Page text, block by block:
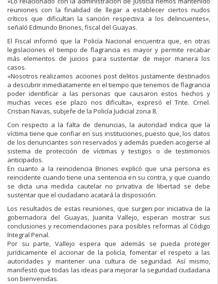
reuniones con la finalidad de llegar a establecer ciertos nudos
críticos que dificultan la sanción respectiva a los delincuentes»,
señaló Edmundo Briones, fiscal del Guayas.
El Fiscal informó que la Policía Nacional encuentra que, en otras
legislaciones el tiempo de flagrancia es mayor y permite recabar
más elementos de juicios para sustentar de mejor manera los
casos.
«Nosotros realizamos acciones post delitos justamente destinados
a descubrir inmediatamente en el tiempo que tenemos de flagrancia
poder identificar a las personas que causaron estos hechos y
muchas veces ese plazo nos dificulta», expresó el Tnte. Crnel.
Cristian Navas, subjefe de la Policía Judicial zona 8.
Con respecto a la falta de denuncias, la autoridad indica que la
víctima tiene que confiar en sus instituciones, puesto que, los datos
de los denunciantes son reservados y además pueden acogerse al
sistema de protección de víctimas y testigos o de testimonios
anticipados.
En cuanto a la reincidencia Briones explicó que una persona es
reincidente cuando tiene una sentencia en su contra, y que cuando
se dicta una medida cautelar no privativa de libertad se debe
sustentar que el ciudadano acatará la disposición.
Los resultados de estas reuniones, que surgen por iniciativa de la
gobernadora del Guayas, Juanita Vallejo, esperan mostrar sus
conclusiones y recomendaciones para posibles reformas al Código
Integral Penal.
Por su parte, Vallejo espera que además se pueda proteger
jurídicamente el accionar de la policía, fomentar el respeto a las
autoridades y mantener una cultura de seguridad. Así mismo,
manifestó que todas las ideas para mejorar la seguridad ciudadana
son bienvenidas.